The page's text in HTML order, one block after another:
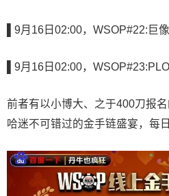
▌9月16日02:00，WSOP#22:巨
▌9月16日02:00，
前者有以小博大、之于400刀报
哈迷不可错过的金手链盛宴，每